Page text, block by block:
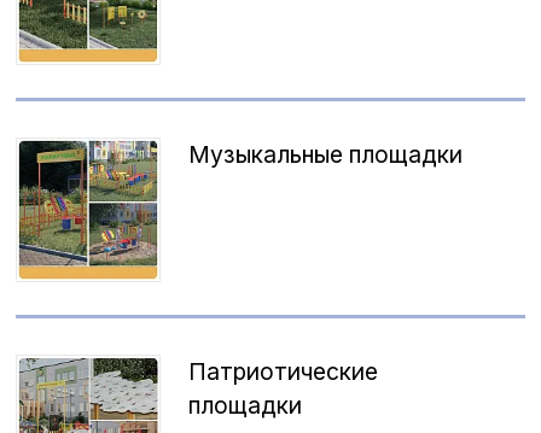
Музыкальные площадки
Патриотические
площадки